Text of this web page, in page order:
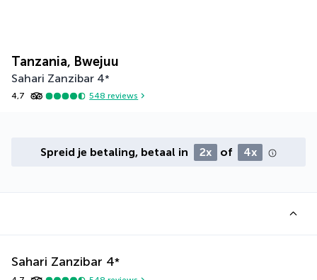
Tanzania, Bwejuu
Sahari Zanzibar 4*
4,7 548 reviews
Spreid je betaling, betaal in 2x of 4x
Sahari Zanzibar 4*